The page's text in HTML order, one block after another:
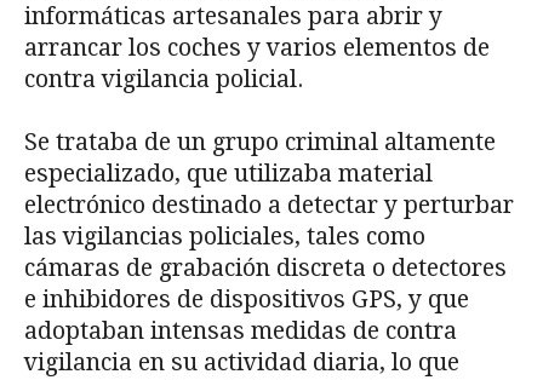
informáticas artesanales para abrir y
arrancar los coches y varios elementos de
contra vigilancia policial.
Se trataba de un grupo criminal altamente
especializado, que utilizaba material
electrónico destinado a detectar y perturbar
las vigilancias policiales, tales como
cámaras de grabación discreta o detectores
e inhibidores de dispositivos GPS, y que
adoptaban intensas medidas de contra
vigilancia en su actividad diaria, lo que